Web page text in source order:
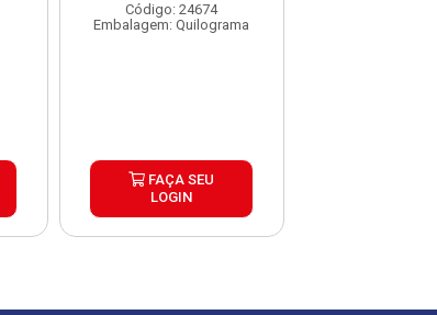
Código: 24674
Embalagem: Quilograma
FAÇA SEU
LOGIN